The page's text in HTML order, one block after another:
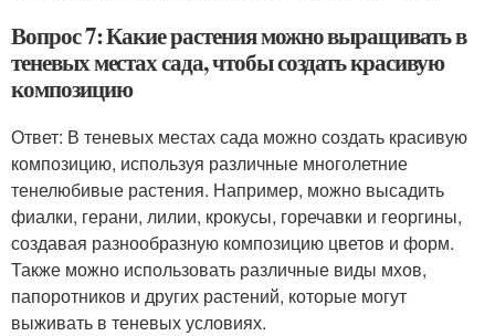
Вопрос 7: Какие растения можно выращивать в
теневых местах сада, чтобы создать красивую
композицию
Ответ: В теневых местах сада можно создать красивую
композицию, используя различные многолетние
тенелюбивые растения. Например, можно высадить
фиалки, герани, лилии, крокусы, горечавки и георгины,
создавая разнообразную композицию цветов и форм.
Также можно использовать различные виды мхов,
папоротников и других растений, которые могут
выживать в теневых условиях.